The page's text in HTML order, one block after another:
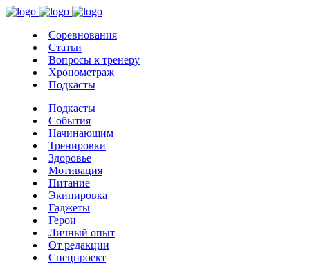
Соревнования
Статьи
Вопросы к тренеру
Хронометраж
Подкасты
Подкасты
События
Начинающим
Тренировки
Здоровье
Мотивация
Питание
Экипировка
Гаджеты
Герои
Личный опыт
От редакции
Спецпроект